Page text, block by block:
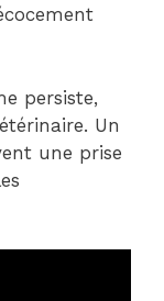
persiste,
Un
une prise